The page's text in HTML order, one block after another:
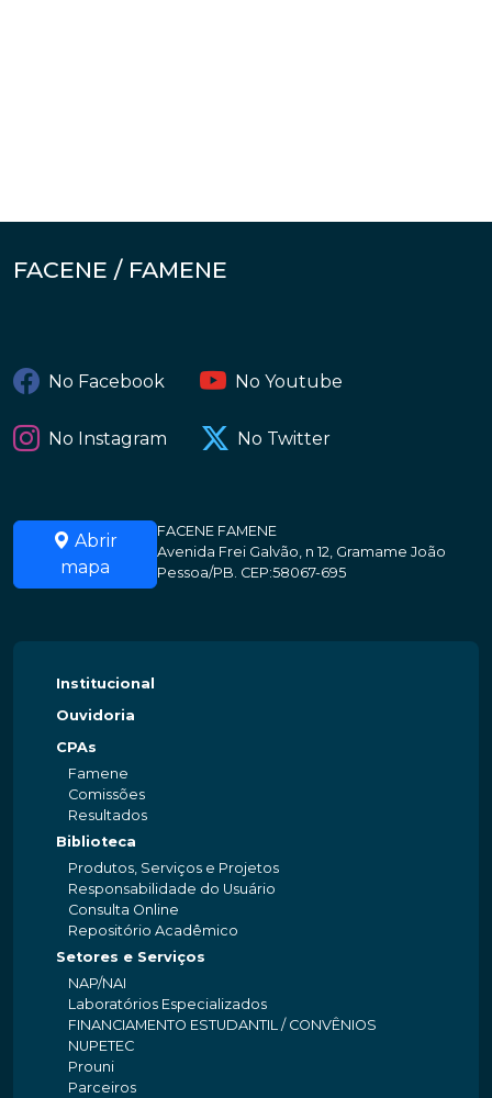
FACENE / FAMENE
No Facebook No Youtube
No Instagram No Twitter
Abrir
mapa
FACENE FAMENE
Avenida Frei Galvão, n 12, Gramame João
Pessoa/PB. CEP:58067-695
Institucional
Ouvidoria
CPAs
Famene
Comissões
Resultados
Biblioteca
Produtos, Serviços e Projetos
Responsabilidade do Usuário
Consulta Online
Repositório Acadêmico
Setores e Serviços
NAP/NAI
Laboratórios Especializados
FINANCIAMENTO ESTUDANTIL / CONVÊNIOS
NUPETEC
Prouni
Parceiros